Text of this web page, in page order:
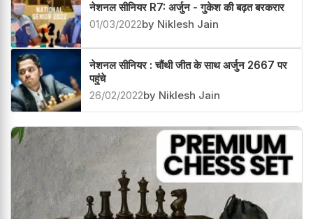
नेशनल सीनियर R7: अर्जुन - गुकेश की बढ़त बरकरार
01/03/2022by Niklesh Jain
नेशनल सीनियर : चौंथी जीत के साथ अर्जुन 2667 पर
पहुंचे
26/02/2022by Niklesh Jain